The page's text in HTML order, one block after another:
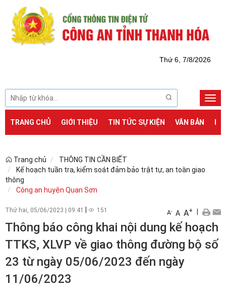
Thứ 6, 7/8/2026
TRANG CHỦ GIỚI THIỆU TIN TỨC SỰ KIỆN VĂN BẢN
Trang chủ
THÔNG TIN CẦN BIẾT
Kế hoạch tuần tra, kiểm soát đảm bảo trật tự, an toàn giao
thông
Công an huyện Quan Sơn
Thứ hai, 05/06/2023 | 09:41 151 A- A A+
Thông báo công khai nội dung kế hoạch
TTKS, XLVP về giao thông đường bộ số
23 từ ngày 05/06/2023 đến ngày
11/06/2023